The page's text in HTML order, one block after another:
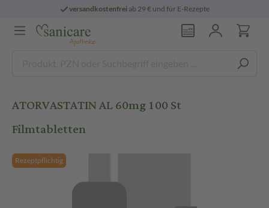
versandkostenfreiab 29 € und für E-Rezepte
ATORVASTATIN AL 60mg 100 St
Filmtabletten
Rezeptpflichtig